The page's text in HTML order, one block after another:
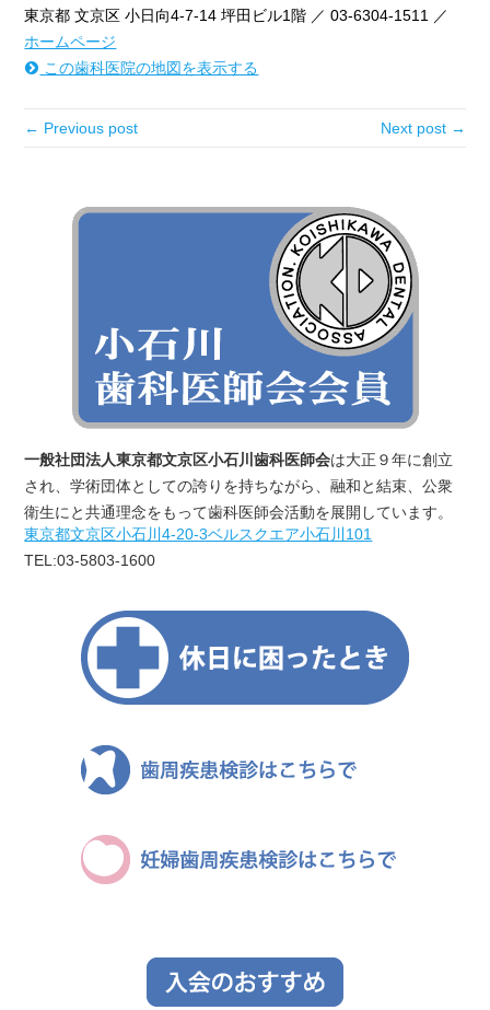
東京都 文京区 小日向4-7-14 坪田ビル1階 ／ 03-6304-1511 ／
ホームページ
この歯科医院の地図を表示する
← Previous post Next post →
一般社団法人東京都文京区小石川歯科医師会は大正９年に創立
され、学術団体としての誇りを持ちながら、融和と結束、公衆
衛生にと共通理念をもって歯科医師会活動を展開しています。
東京都文京区小石川4‐20‐3ベルスクエア小石川101
TEL:03-5803-1600